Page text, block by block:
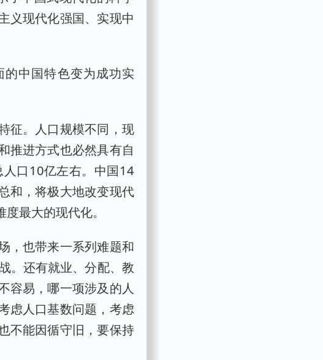
义现代化强国、实现中
中国特色变为成功实
征。人口规模不同，现
推进方式也必然具有自
口10亿左右。中国14
和，将极大地改变现代
最大的现代化。
，也带来一系列难题和
。还有就业、分配、教
容易，哪一项涉及的人
虑人口基数问题，考虑
不能因循守旧，要保持